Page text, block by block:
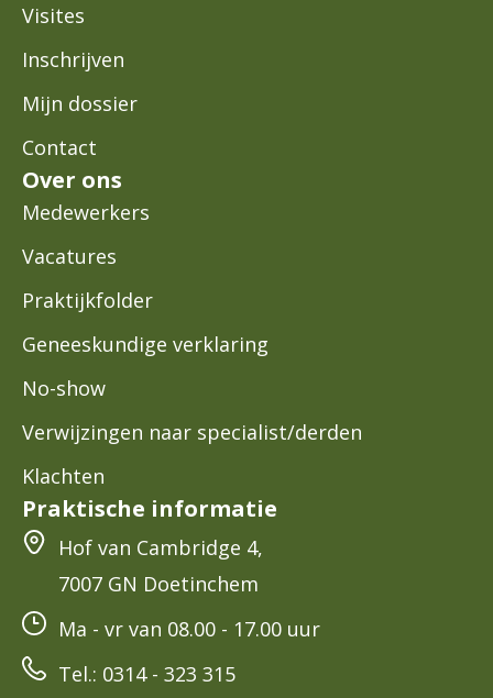
Visites
Inschrijven
Mijn dossier
Contact
Over ons
Medewerkers
Vacatures
Praktijkfolder
Geneeskundige verklaring
No-show
Verwijzingen naar specialist/derden
Klachten
Praktische informatie
Hof van Cambridge 4,
7007 GN Doetinchem
Ma - vr van 08.00 - 17.00 uur
Tel.: 0314 - 323 315